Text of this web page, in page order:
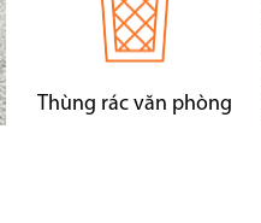
Thùng rác văn phòng